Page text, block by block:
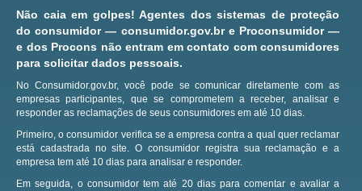
Não caia em golpes! Agentes dos sistemas de proteção
do consumidor — consumidor.gov.br e Proconsumidor —
e dos Procons não entram em contato com consumidores
para solicitar dados pessoais.
No Consumidor.gov.br, você pode se comunicar diretamente com as
empresas participantes, que se comprometem a receber, analisar e
responder as reclamações de seus consumidores em até 10 dias.
Primeiro, o consumidor verifica se a empresa contra a qual quer reclamar
está cadastrada no site.O consumidor registra sua reclamação e a
empresa tem até 10 dias para analisar e responder.
Em seguida, o consumidor tem até 20 dias para comentar e avaliar a